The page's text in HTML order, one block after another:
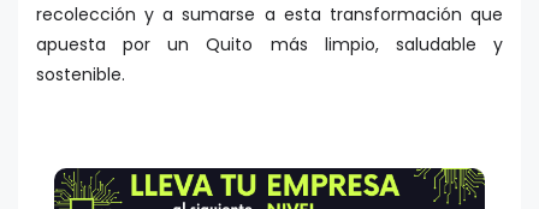
recolección y a sumarse a esta transformación que
apuesta por un Quito más limpio, saludable y
sostenible.